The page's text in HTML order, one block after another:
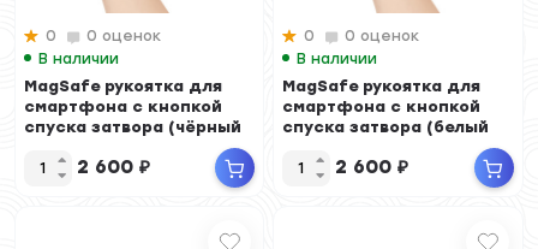
0
0 оценок
В наличии
MagSafe рукоятка для
смартфона с кнопкой
спуска затвора (чёрный
2 600 ₽
0
0 оценок
В наличии
MagSafe рукоятка для
смартфона с кнопкой
спуска затвора (белый
2 600 ₽